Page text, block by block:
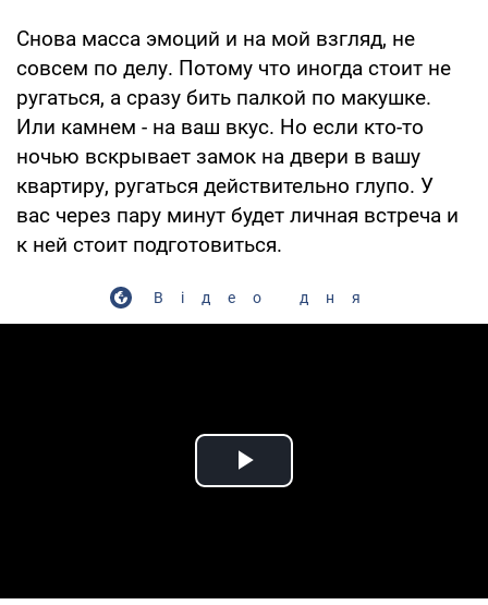
Снова масса эмоций и на мой взгляд, не
совсем по делу. Потому что иногда стоит не
ругаться, а сразу бить палкой по макушке.
Или камнем - на ваш вкус. Но если кто-то
ночью вскрывает замок на двери в вашу
квартиру, ругаться действительно глупо. У
вас через пару минут будет личная встреча и
к ней стоит подготовиться.
Відео дня
Play Video